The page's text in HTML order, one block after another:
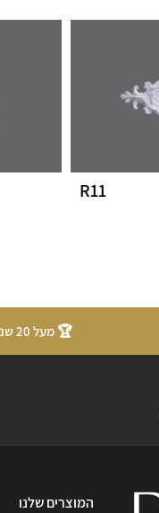
R11
🏆 מעל 20 שנות ניסיון
המוצרים שלנו